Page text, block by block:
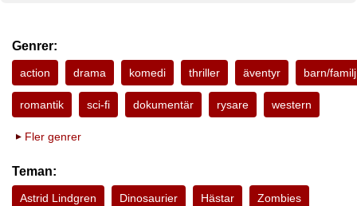
Genrer:
action drama komedi thriller äventyr barn/familj
romantik sci-fi dokumentär rysare western
Fler genrer
Teman:
Astrid Lindgren Dinosaurier Hästar Zombies